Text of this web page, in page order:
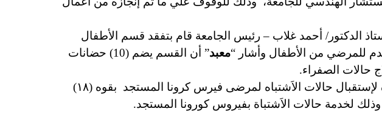
الدكتور/ أحمد غلاب – رئيس الجامعة قام بتفقد قسم الأطفال
للمرضي من الأطفال وأشار “معبد
” أن القسم يضم (10) حضانات
والرعايه المركزه لإستقبال حالات الاَشتباه لمرضى فيرس كرونا المستجد بقوه (١٨)